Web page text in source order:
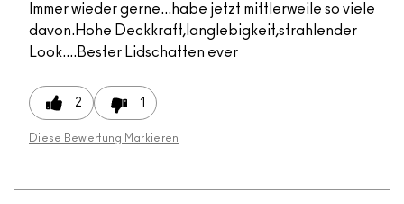
Immer wieder gerne...habe jetzt mittlerweile so viele
davon.Hohe Deckkraft,langlebigkeit,strahlender
Look....Bester Lidschatten ever
2 1
Diese Bewertung Markieren